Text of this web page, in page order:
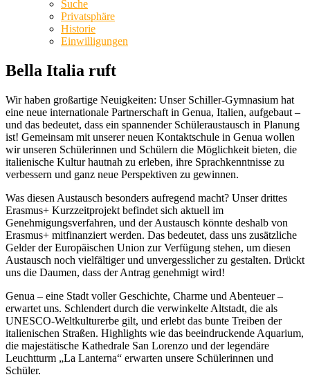
Suche
Privatsphäre
Historie
Einwilligungen
Bella Italia ruft
Wir haben großartige Neuigkeiten: Unser Schiller-Gymnasium hat
eine neue internationale Partnerschaft in Genua, Italien, aufgebaut –
und das bedeutet, dass ein spannender Schüleraustausch in Planung
ist! Gemeinsam mit unserer neuen Kontaktschule in Genua wollen
wir unseren Schülerinnen und Schülern die Möglichkeit bieten, die
italienische Kultur hautnah zu erleben, ihre Sprachkenntnisse zu
verbessern und ganz neue Perspektiven zu gewinnen.
Was diesen Austausch besonders aufregend macht? Unser drittes
Erasmus+ Kurzzeitprojekt befindet sich aktuell im
Genehmigungsverfahren, und der Austausch könnte deshalb von
Erasmus+ mitfinanziert werden. Das bedeutet, dass uns zusätzliche
Gelder der Europäischen Union zur Verfügung stehen, um diesen
Austausch noch vielfältiger und unvergesslicher zu gestalten. Drückt
uns die Daumen, dass der Antrag genehmigt wird!
Genua – eine Stadt voller Geschichte, Charme und Abenteuer –
erwartet uns. Schlendert durch die verwinkelte Altstadt, die als
UNESCO-Weltkulturerbe gilt, und erlebt das bunte Treiben der
italienischen Straßen. Highlights wie das beeindruckende Aquarium,
die majestätische Kathedrale San Lorenzo und der legendäre
Leuchtturm „La Lanterna“ erwarten unsere Schülerinnen und
Schüler.